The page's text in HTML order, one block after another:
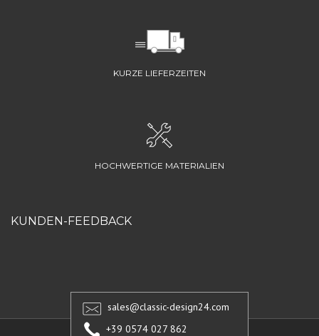
KURZE LIEFERZEITEN
HOCHWERTIGE MATERIALIEN
KUNDEN-FEEDBACK
sales@classic-design24.com
+39 0574 027 862